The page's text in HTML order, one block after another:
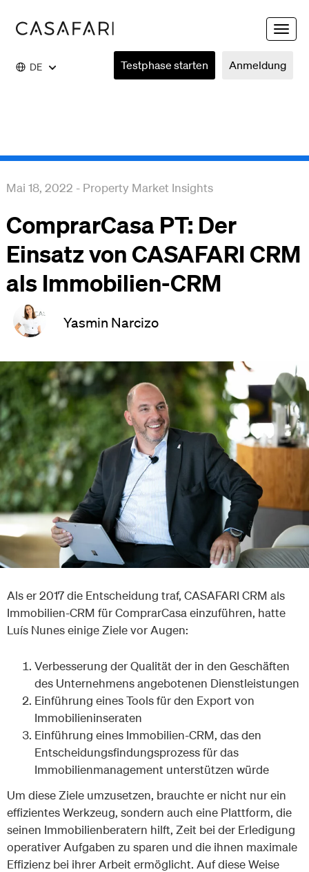
Toggle
DE Anmeldung
Testphase starten
Mai 18, 2022 - Property Market Insights
ComprarCasa PT: Der
Einsatz von CASAFARI CRM
als Immobilien-CRM
Yasmin Narcizo
Als er 2017 die Entscheidung traf, CASAFARI CRM als
Immobilien-CRM für ComprarCasa einzuführen, hatte
Luís Nunes einige Ziele vor Augen:
Verbesserung der Qualität der in den Geschäften
des Unternehmens angebotenen Dienstleistungen
Einführung eines Tools für den Export von
Immobilieninseraten
Einführung eines Immobilien-CRM, das den
Entscheidungsfindungsprozess für das
Immobilienmanagement unterstützen würde
Um diese Ziele umzusetzen, brauchte er nicht nur ein
effizientes Werkzeug, sondern auch eine Plattform, die
seinen Immobilienberatern hilft, Zeit bei der Erledigung
operativer Aufgaben zu sparen und die ihnen maximale
Effizienz bei ihrer Arbeit ermöglicht. Auf diese Weise